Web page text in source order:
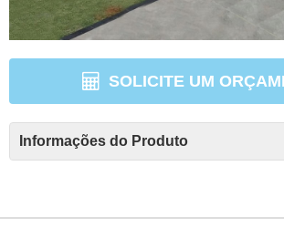
SOLICITE UM
Informações do Produto